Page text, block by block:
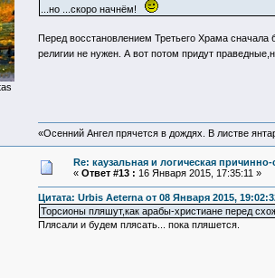
...но ...скоро начнём!
Перед восстановлением Третьего Храма сначала
религии не нужен. А вот потом придут
«Осенний Ангел прячется в дождях. В листве
Re: каузальная и логическая
« Ответ #13 : 16 Января 2015, 17:35:11 »
Цитата: Urbis Aeterna от 08 Января 2015,
Торсионы пляшут,как арабы-христиане перед
Плясали и будем плясать... пока пляшется.